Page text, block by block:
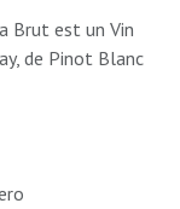
Brut est un Vin
de Pinot Blanc